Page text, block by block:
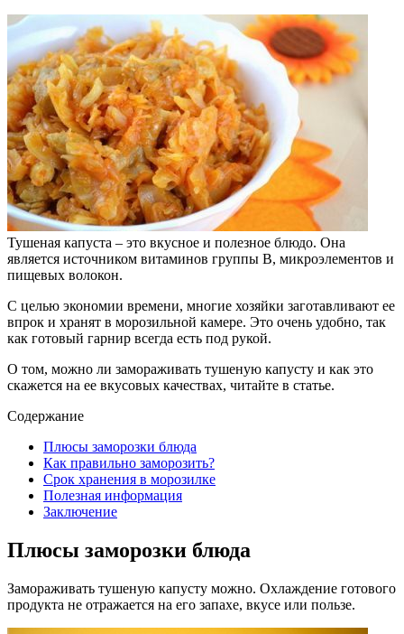
Тушеная капуста – это вкусное и полезное блюдо. Она
является источником витаминов группы В, микроэлементов и
пищевых волокон.
С целью экономии времени, многие хозяйки заготавливают ее
впрок и хранят в морозильной камере. Это очень удобно, так
как готовый гарнир всегда есть под рукой.
О том, можно ли замораживать тушеную капусту и как это
скажется на ее вкусовых качествах, читайте в статье.
Содержание
Плюсы заморозки блюда
Как правильно заморозить?
Срок хранения в морозилке
Полезная информация
Заключение
Плюсы заморозки блюда
Замораживать тушеную капусту можно. Охлаждение готового
продукта не отражается на его запахе, вкусе или пользе.